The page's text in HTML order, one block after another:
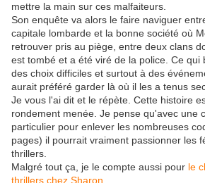
mettre la main sur ces malfaiteurs.
Son enquête va alors le faire naviguer
capitale lombarde et la bonne société où
retrouver pris au piège, entre deux clans
est tombé et a été viré de la police. Ce qui
des choix difficiles et surtout à des
aurait préféré garder là où il les a tenus
Je vous l'ai dit et le répète. Cette histoire
rondement menée. Je pense qu'avec une
particulier pour enlever les nombreuses
pages) il pourrait vraiment passionner les
thrillers.
Malgré tout ça, je le compte aussi pour le
thrillers chez Sharon